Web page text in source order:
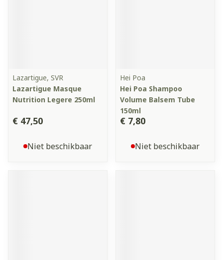
Lazartigue, SVR
Lazartigue Masque
Nutrition Legere 250ml
€ 47,50
Niet beschikbaar
Hei Poa
Hei Poa Shampoo
Volume Balsem Tube
150ml
€ 7,80
Niet beschikbaar